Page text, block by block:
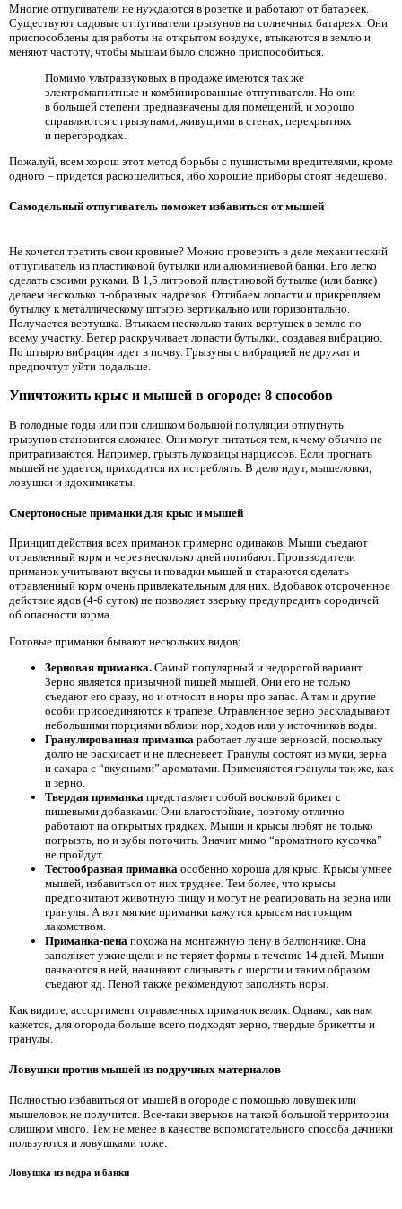
Многие отпугиватели не нуждаются в розетке и работают от батареек.
Существуют садовые отпугиватели грызунов на солнечных батареях. Они
приспособлены для работы на открытом воздухе, втыкаются в землю и
меняют частоту, чтобы мышам было сложно приспособиться.
Помимо ультразвуковых в продаже имеются так же
электромагнитные и комбинированные отпугиватели. Но они
в большей степени предназначены для помещений, и хорошо
справляются с грызунами, живущими в стенах, перекрытиях
и перегородках.
Пожалуй, всем хорош этот метод борьбы с пушистыми вредителями, кроме
одного – придется раскошелиться, ибо хорошие приборы стоят недешево.
Самодельный отпугиватель поможет избавиться от мышей
Не хочется тратить свои кровные? Можно проверить в деле механический
отпугиватель из пластиковой бутылки или алюминиевой банки. Его легко
сделать своими руками. В 1,5 литровой пластиковой бутылке (или банке)
делаем несколько п-образных надрезов. Отгибаем лопасти и прикрепляем
бутылку к металлическому штырю вертикально или горизонтально.
Получается вертушка. Втыкаем несколько таких вертушек в землю по
всему участку. Ветер раскручивает лопасти бутылки, создавая вибрацию.
По штырю вибрация идет в почву. Грызуны с вибрацией не дружат и
предпочтут уйти подальше.
Уничтожить крыс и мышей в огороде: 8 способов
В голодные годы или при слишком большой популяции отпугнуть
грызунов становится сложнее. Они могут питаться тем, к чему обычно не
притрагиваются. Например, грызть луковицы нарциссов. Если прогнать
мышей не удается, приходится их истреблять. В дело идут, мышеловки,
ловушки и ядохимикаты.
Смертоносные приманки для крыс и мышей
Принцип действия всех приманок примерно одинаков. Мыши съедают
отравленный корм и через несколько дней погибают. Производители
приманок учитывают вкусы и повадки мышей и стараются сделать
отравленный корм очень привлекательным для них. Вдобавок отсроченное
действие ядов (4-6 суток) не позволяет зверьку предупредить сородичей
об опасности корма.
Готовые приманки бывают нескольких видов:
Зерновая приманка. Самый популярный и недорогой вариант.
Зерно является привычной пищей мышей. Они его не только
съедают его сразу, но и относят в норы про запас. А там и другие
особи присоединяются к трапезе. Отравленное зерно раскладывают
небольшими порциями вблизи нор, ходов или у источников воды.
Гранулированная приманка работает лучше зерновой, поскольку
долго не раскисает и не плесневеет. Гранулы состоят из муки, зерна
и сахара с “вкусными” ароматами. Применяются гранулы так же, как
и зерно.
Твердая приманка представляет собой восковой брикет с
пищевыми добавками. Они влагостойкие, поэтому отлично
работают на открытых грядках. Мыши и крысы любят не только
погрызть, но и зубы поточить. Значит мимо “ароматного кусочка”
не пройдут.
Тестообразная приманка особенно хороша для крыс. Крысы умнее
мышей, избавиться от них труднее. Тем более, что крысы
предпочитают животную пищу и могут не реагировать на зерна или
гранулы. А вот мягкие приманки кажутся крысам настоящим
лакомством.
Приманка-пена похожа на монтажную пену в баллончике. Она
заполняет узкие щели и не теряет формы в течение 14 дней. Мыши
пачкаются в ней, начинают слизывать с шерсти и таким образом
съедают яд. Пеной также рекомендуют заполнять норы.
Как видите, ассортимент отравленных приманок велик. Однако, как нам
кажется, для огорода больше всего подходят зерно, твердые брикетты и
гранулы.
Ловушки против мышей из подручных материалов
Полностью избавиться от мышей в огороде с помощью ловушек или
мышеловок не получится. Все-таки зверьков на такой большой территории
слишком много. Тем не менее в качестве вспомогательного способа дачники
пользуются и ловушками тоже.
Ловушка из ведра и банки